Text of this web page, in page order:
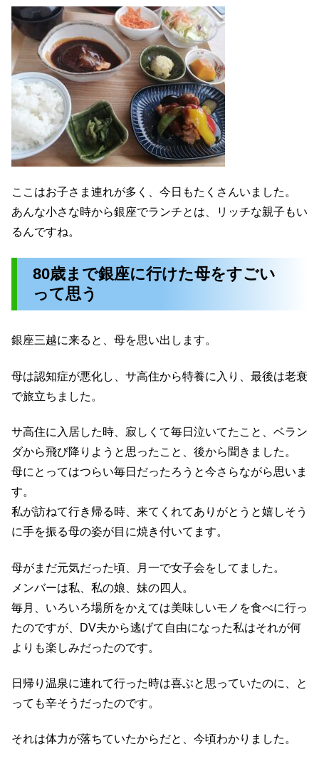
ここはお子さま連れが多く、今日もたくさんいました。
あんな小さな時から銀座でランチとは、リッチな親子もい
るんですね。
80歳まで銀座に行けた母をすごい
って思う
銀座三越に来ると、母を思い出します。
母は認知症が悪化し、サ高住から特養に入り、最後は老衰
で旅立ちました。
サ高住に入居した時、寂しくて毎日泣いてたこと、ベラン
ダから飛び降りようと思ったこと、後から聞きました。
母にとってはつらい毎日だったろうと今さらながら思いま
す。
私が訪ねて行き帰る時、来てくれてありがとうと嬉しそう
に手を振る母の姿が目に焼き付いてます。
母がまだ元気だった頃、月一で女子会をしてました。
メンバーは私、私の娘、妹の四人。
毎月、いろいろ場所をかえては美味しいモノを食べに行っ
たのですが、DV夫から逃げて自由になった私はそれが何
よりも楽しみだったのです。
日帰り温泉に連れて行った時は喜ぶと思っていたのに、と
っても辛そうだったのです。
それは体力が落ちていたからだと、今頃わかりました。